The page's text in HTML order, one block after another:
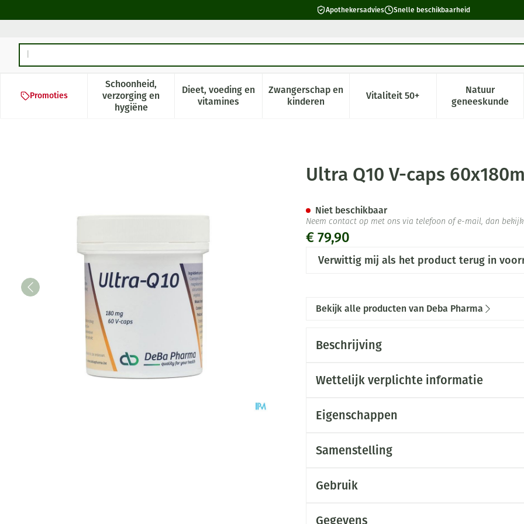
Apothekersadvies Snelle beschikbaarheid
Product, merk, categorie...
Promoties
Schoonheid,
verzorging en
hygiëne
Toon submenu voor Schoonheid, verzorging en hygiëne categorie
Dieet, voeding en
vitaminesToon submenu voor Dieet, voeding en vitamines categorie
Zwangerschap en
kinderenToon submenu voor Zwangerschap en kinderen
Vitaliteit 50+Toon submenu voor Vitaliteit
Natuur
geneeskunde
Toon
Ultra Q10 V-caps
€ 79,90
Verwittig mij als het product terug in
Niet beschikbaar
Neem contact op met ons via telefoon of e-mail, dan
Bekijk alle producten van Deba Pharma
Beschrijving
Wettelijk verplichte informatie
Eigenschappen
Samenstelling
Gebruik
Gegevens